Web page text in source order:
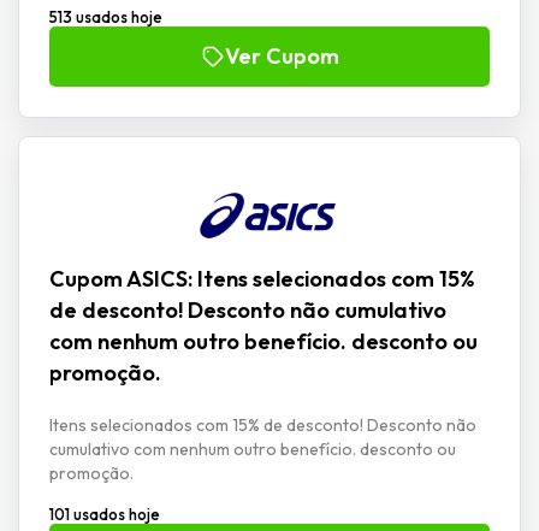
513 usados hoje
Ver Cupom
Cupom ASICS: Itens selecionados com 15%
de desconto! Desconto não cumulativo
com nenhum outro benefício. desconto ou
promoção.
Itens selecionados com 15% de desconto! Desconto não
cumulativo com nenhum outro benefício. desconto ou
promoção.
101 usados hoje